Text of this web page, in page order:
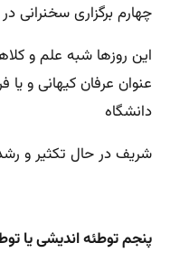
چهارم برگزاری سخنرانی
این روزها شبه علم و
عنوان عرفان کیهانی و یا
دانشگاه
شریف در حال تکثیر و
پنجم توطئه‌ اندیشی یا